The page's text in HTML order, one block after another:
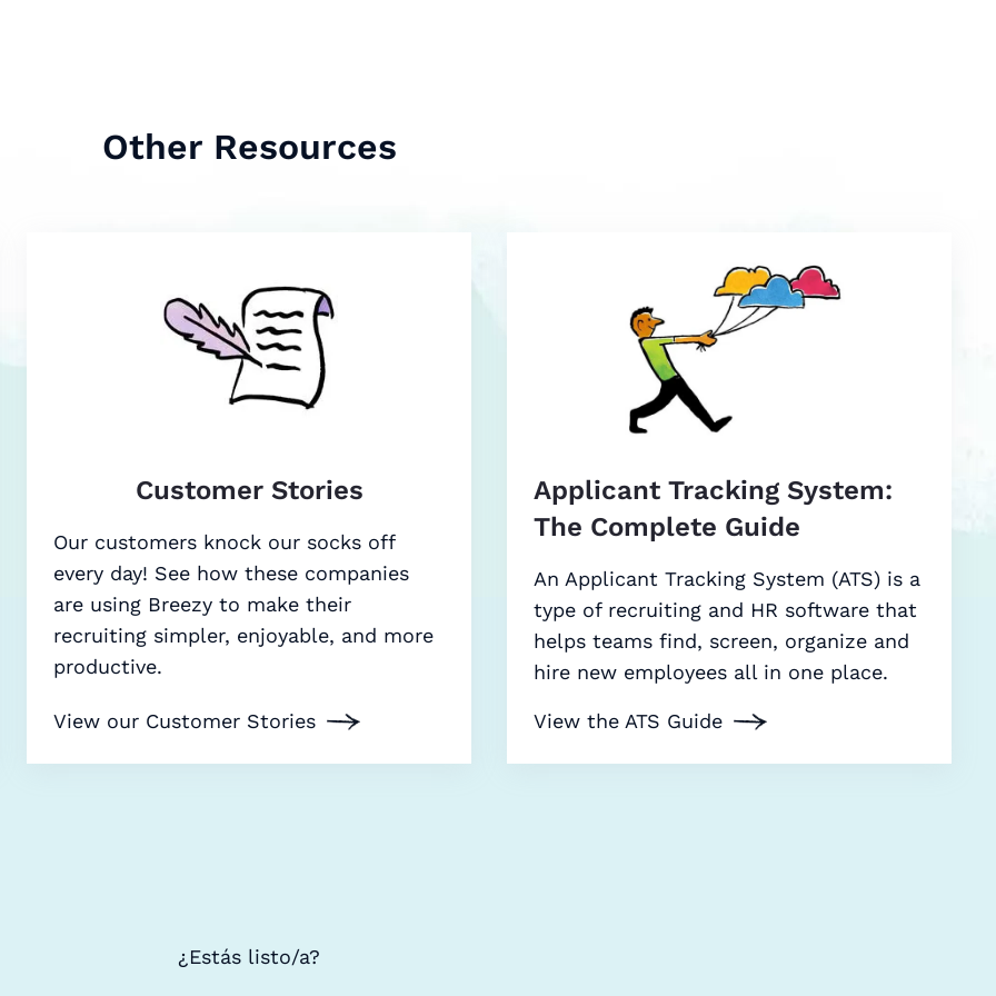
Other Resources
Customer Stories
Our customers knock our socks off
every day! See how these companies
are using Breezy to make their
recruiting simpler, enjoyable, and more
productive.
View our Customer Stories
Applicant Tracking System:
The Complete Guide
An Applicant Tracking System (ATS) is a
type of recruiting and HR software that
helps teams find, screen, organize and
hire new employees all in one place.
View the ATS Guide
¿Estás listo/a?